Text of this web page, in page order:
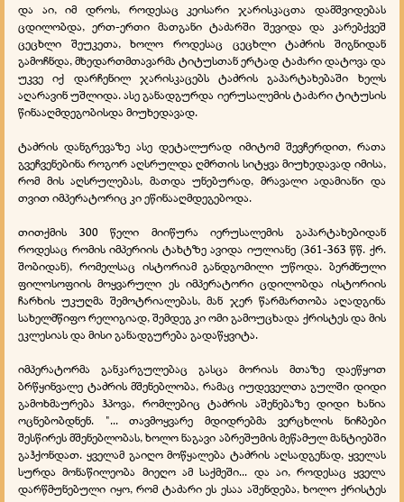
და აი, იმ დროს, როდესაც კეისარი ჯარისკაცთა დამშვიდებას
ცდილობდა, ერთ-ერთი მათგანი ტაძარში შევიდა და კარებქვეშ
ცეცხლი შეუკეთა, ხოლო როდესაც ცეცხლი ტაძრის შიგნიდან
გამოჩნდა, მხედართმთავარმა ტიტუსთან ერტად ტაძარი დატოვა და
უკვე იქ დარჩენილ ჯარისკაცებს ტაძრის გაპარტახებაში ხელს
აღარავინ უშლიდა. ასე განადგურდა იერუსალემის ტაძარი ტიტუსის
წინააღმდეგობისდა მიუხედავად.
ტაძრის დანგრევაზე ასე დეტალურად იმიტომ შევჩერდით, რათა
გვეჩვენებინა როგორ აღსრულდა ღმრთის სიტყვა მიუხედავად იმისა,
რომ მის აღსრულებას, მათდა უნებურად, მრავალი ადამიანი და
თვით იმპერატორიც კი ეწინააღმდეგებოდა.
თითქმის 300 წელი მიიწურა იერუსალემის გაპარტახებიდან
როდესაც რომის იმპერიის ტახტზე ავიდა იულიანე (361-363 წწ. ქრ.
შობიდან), რომელსაც ისტორიამ განდგომილი უწოდა. ბერძნული
ფილოსოფიის მოყვარული ეს იმპერატორი ცდილობდა ისტორიის
ჩარხის უკუღმა შემოტრიალებას, მან ჯერ წარმართობა აღადგინა
სახელმწიფო რელიგიად, შემდეგ კი ომი გამოუცხადა ქრისტეს და მის
ეკლესიას და მისი განადგურება გადაწყვიტა.
იმპერატორმა განკარგულებაც გასცა მორიას მთაზე დაეწყოთ
ბრწყინვალე ტაძრის მშენებლობა, რამაც იუდეველთა გულში დიდი
გამოხმაურება ჰპოვა, რომლებიც ტაძრის აშენებაზე დიდი ხანია
ოცნებობდნენ. "... თავმოყვარე მდიდრებმა ვერცხლის ნიჩბები
შესწირეს მშენებლობას, ხოლო ნაგავი აბრეშუმის მეწამულ მანტიებში
გაჰქონდათ. ყველამ გაიღო მოწყალება ტაძრის აღსადგენად, ყველას
სურდა მონაწილეობა მიეღო ამ საქმეში... და აი, როდესაც ყველა
დარწმუნებული იყო, რომ ტაძარი ეს ესაა აშენდება, ხოლო ქრისტეს